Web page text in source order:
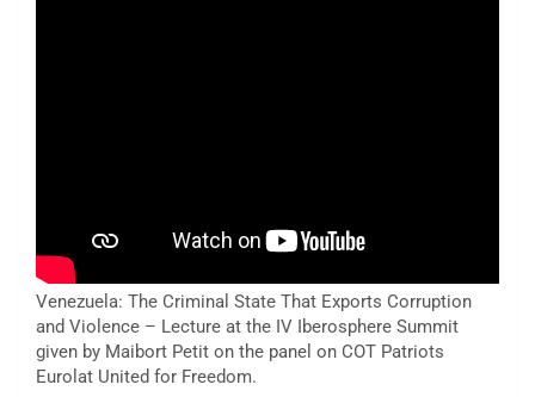
Venezuela: The Criminal State That Exports Corruption
and Violence – Lecture at the IV Iberosphere Summit
given by Maibort Petit on the panel on COT Patriots
Eurolat United for Freedom.